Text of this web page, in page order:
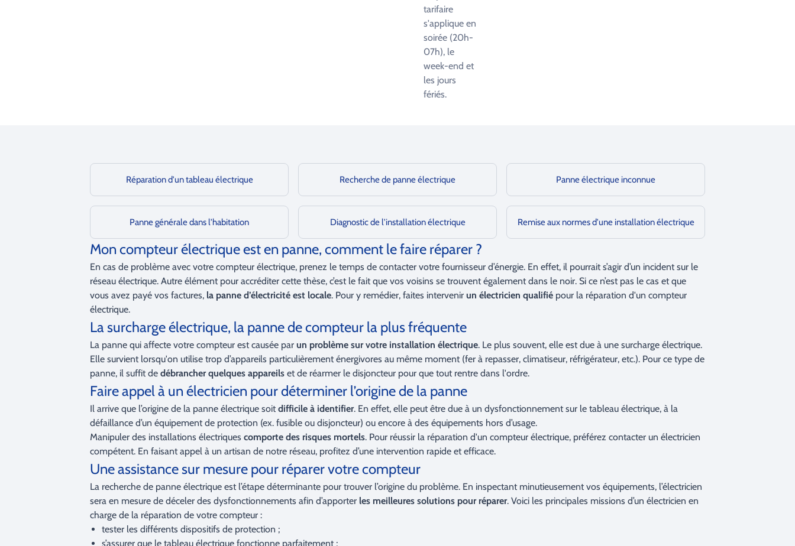
tarifaire
s'applique en
soirée (20h-
07h), le
week-end et
les jours
fériés.
Réparation d'un tableau électrique Recherche de panne électrique Panne électrique inconnue
Panne générale dans l'habitation Diagnostic de l'installation électrique Remise aux normes d'une installation électrique
Mon compteur électrique est en panne, comment le faire réparer ?
En cas de problème avec votre compteur électrique, prenez le temps de contacter votre fournisseur d’énergie. En effet, il pourrait s’agir d’un incident sur le
réseau électrique. Autre élément pour accréditer cette thèse, c’est le fait que vos voisins se trouvent également dans le noir. Si ce n’est pas le cas et que
vous avez payé vos factures, la panne d’électricité est locale. Pour y remédier, faites intervenir un électricien qualifié pour la réparation d'un compteur
électrique.
La surcharge électrique, la panne de compteur la plus fréquente
La panne qui affecte votre compteur est causée par un problème sur votre installation électrique. Le plus souvent, elle est due à une surcharge électrique.
Elle survient lorsqu'on utilise trop d’appareils particulièrement énergivores au même moment (fer à repasser, climatiseur, réfrigérateur, etc.). Pour ce type de
panne, il suffit de débrancher quelques appareils et de réarmer le disjoncteur pour que tout rentre dans l'ordre.
Faire appel à un électricien pour déterminer l’origine de la panne
Il arrive que l’origine de la panne électrique soit difficile à identifier. En effet, elle peut être due à un dysfonctionnement sur le tableau électrique, à la
défaillance d’un équipement de protection (ex. fusible ou disjoncteur) ou encore à des équipements hors d’usage.
Manipuler des installations électriques comporte des risques mortels. Pour réussir la réparation d'un compteur électrique, préférez contacter un électricien
compétent. En faisant appel à un artisan de notre réseau, profitez d’une intervention rapide et efficace.
Une assistance sur mesure pour réparer votre compteur
La recherche de panne électrique est l’étape déterminante pour trouver l’origine du problème. En inspectant minutieusement vos équipements, l’électricien
sera en mesure de déceler des dysfonctionnements afin d’apporter les meilleures solutions pour réparer. Voici les principales missions d’un électricien en
charge de la réparation de votre compteur :
tester les différents dispositifs de protection ;
s’assurer que le tableau électrique fonctionne parfaitement ;